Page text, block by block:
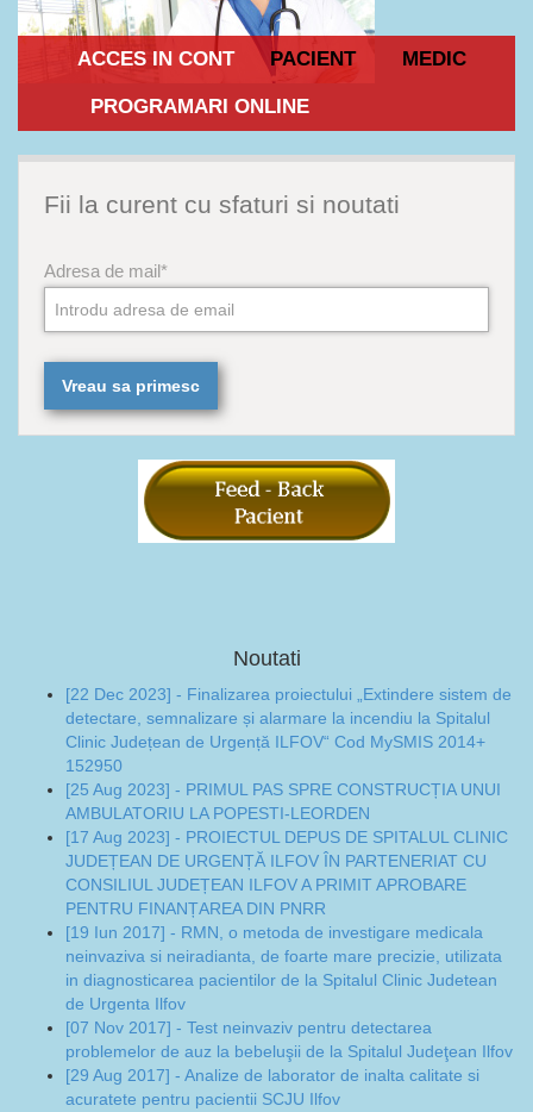
ACCES IN CONT PACIENT MEDIC
PROGRAMARI ONLINE
Fii la curent cu sfaturi si noutati
Adresa de mail*
Noutati
[22 Dec 2023] - Finalizarea proiectului „Extindere sistem de
detectare, semnalizare și alarmare la incendiu la Spitalul
Clinic Județean de Urgență ILFOV“ Cod MySMIS 2014+
152950
[25 Aug 2023] - PRIMUL PAS SPRE CONSTRUCȚIA UNUI
AMBULATORIU LA POPESTI-LEORDEN
[17 Aug 2023] - PROIECTUL DEPUS DE SPITALUL CLINIC
JUDEȚEAN DE URGENȚĂ ILFOV ÎN PARTENERIAT CU
CONSILIUL JUDEȚEAN ILFOV A PRIMIT APROBARE
PENTRU FINANȚAREA DIN PNRR
[19 Iun 2017] - RMN, o metoda de investigare medicala
neinvaziva si neiradianta, de foarte mare precizie, utilizata
in diagnosticarea pacientilor de la Spitalul Clinic Judetean
de Urgenta Ilfov
[07 Nov 2017] - Test neinvaziv pentru detectarea
problemelor de auz la bebeluşii de la Spitalul Judeţean Ilfov
[29 Aug 2017] - Analize de laborator de inalta calitate si
acuratete pentru pacientii SCJU Ilfov